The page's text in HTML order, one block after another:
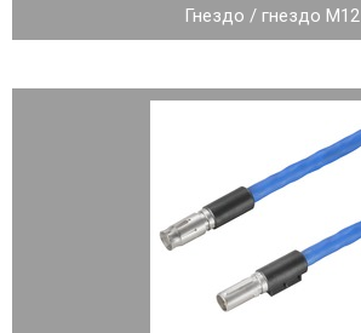
Гнездо / гнездо M12